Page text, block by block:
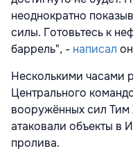
неоднократно
силы. Готовьтесь к
баррель", - написал
Несколькими часами
Центрального
вооружённых сил
атаковали объекты в
пролива.